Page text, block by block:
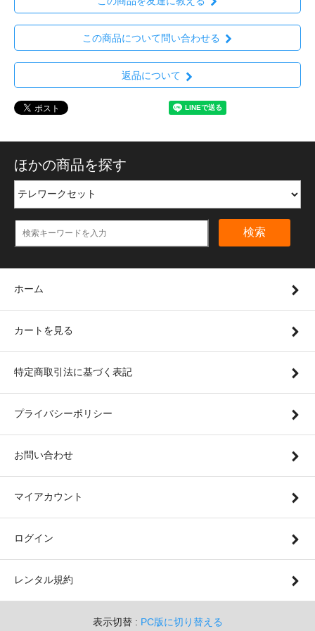
この商品について問い合わせる
返品について
ほかの商品を探す
検索
ホーム
カートを見る
特定商取引法に基づく表記
プライバシーポリシー
お問い合わせ
マイアカウント
ログイン
レンタル規約
表示切替 : PC版に切り替える